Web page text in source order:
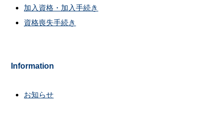
加入資格・加入手続き
資格喪失手続き
Information
お知らせ